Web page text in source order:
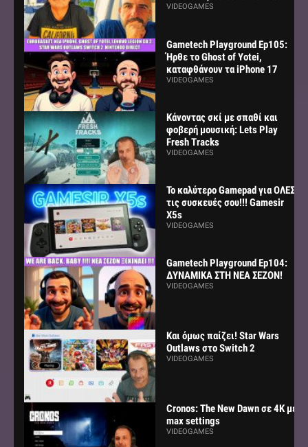
VIDEOGAMES
Gametech Playground Ep105:
Ήρθε το Ghost of Yotei,
καταφθάνουν τα iPhone 17
VIDEOGAMES
Κάνοντας σκί με σπαθί και
φοβερή μουσική: Lets Play
Fresh Tracks
VIDEOGAMES
Το καλύτερο Gamepad για ΟΛΕΣ
τις συσκευές σου!!! Gamesir
X5s
VIDEOGAMES
Gametech Playground Ep104:
ΔΥΝΑΜΙΚΑ ΣΤΗ ΝΕΑ ΣΕΖΟΝ!
VIDEOGAMES
Και όμως παίζει! Star Wars
Outlaws στο Switch 2
VIDEOGAMES
Cronos: The New Dawn σε 4K με
max settings
VIDEOGAMES